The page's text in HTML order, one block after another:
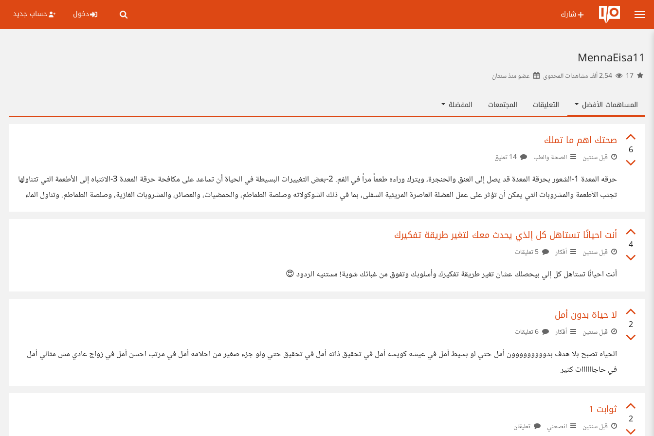
شارك دخول حساب جديد
MennaEisa11
عضو منذسنتان
المساهمات الأفضل التعليقات المجتمعات المفضلة
6
صحتك اهم ما تملك
قبل سنتين الصحة والطب
حرقه المعدة 1-الشعور بحرقة المعدة قد يصل إلى العنق والحنجرة، ويترك وراءه طعماً مراً في الفم. 2-بعض التغييرات البسيطة في الحياة أن تساعد على مكافحة حرقة المعدة 3-الانتباه إلى الأطعمة التي تتناولها
تجنب الأطعمة والمشروبات التي يمكن أن تؤثر على عمل العضلة العاصرة المريئية السفلى، بما في ذلك الشوكولاته وصلصة الطماطم، والحمضيات، والعصائر، والمشروبات الغازية، وصلصة الطماطم. وتناول الماء
4
أنت احيانًا تستاهل كل إلذي يحدث معك لتغير طريقة تفكيرك
قبل سنتين أفكار
أنت احيانًا تستاهل كل إلي بيحصلك عشان تغير طريقة تفكيرك وأسلوبك وتفوق من غبائك شوية! مستنيه الردود 😍
2
لا حياة بدون أمل
قبل سنتين أفكار
الحياه تصبح بلا هدف بدووووووووون أمل حتي لو بسيط أمل في عيشه كويسه أمل في تحقيق ذاته أمل في تحقيق حتي ولو جزء صغير من احلامه أمل في مرتب احسن أمل في زواج عادي مش مثالي أمل
في حاجاااااات كتير
2
ثوابت 1
قبل سنتين انصحني تعليقان